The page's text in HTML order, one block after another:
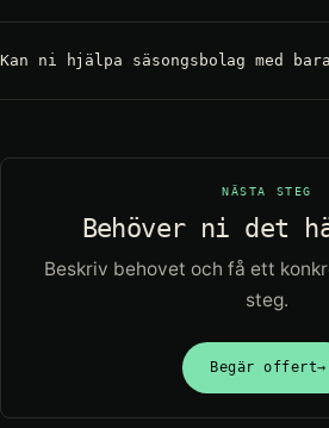
Kan ni hjälpa säsongsbolag med
NÄSTA STEG
Behöver ni det
Beskriv behovet och få ett
steg.
Begär offert→